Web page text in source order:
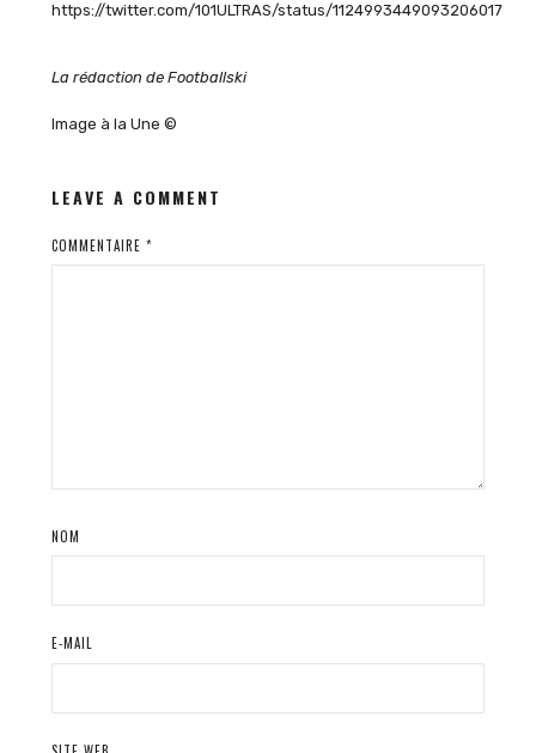
https://twitter.com/101ULTRAS/status/1124993449093206017
La rédaction de Footballski
Image à la Une ©
LEAVE A COMMENT
COMMENTAIRE *
NOM
E-MAIL